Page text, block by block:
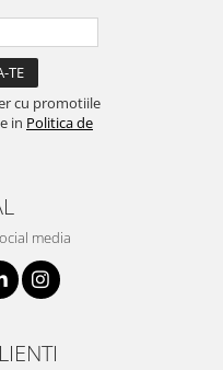
cu promotiile
in Politica de
media